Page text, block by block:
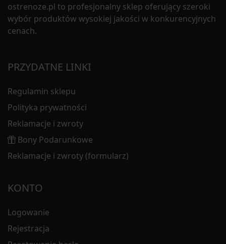
ostrenoze.pl to profesjonalny sklep oferujący szeroki
wybór produktów wysokiej jakości w konkurencyjnych
cenach.
PRZYDATNE LINKI
Regulamin sklepu
Polityka prywatności
Reklamacje i zwroty
Bony Podarunkowe
Reklamacje i zwroty (formularz)
KONTO
Logowanie
Rejestracja